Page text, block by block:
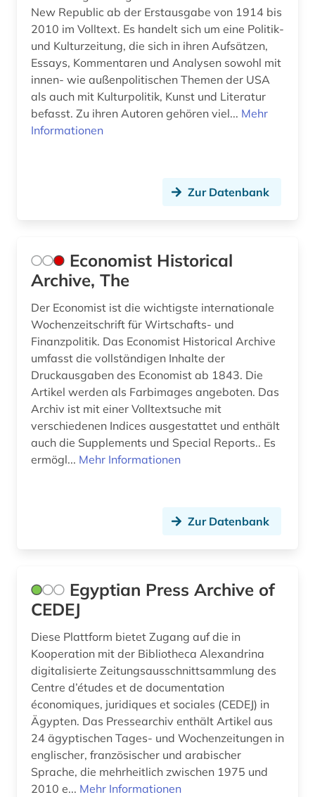
luhansk (1)
lusitanistik (1)
luxemburg (2)
madrid (3)
magazin (1)
malaiisch (1)
maritime wirtschaft (1)
marktdaten (2)
marxismus (1)
mecklenburg-vorpommern (1)
medienwissenschaft (4)
melchior, lauritz | musiker; sänger; tenor
mikrocomputer (1)
mittlerer osten (1)
moldawien (1)
moskau (4)
musik (2)
münchen (2)
nachrichtensendung (1)
New Republic ab der Erstausgabe von 1914 bis
2010 im Volltext. Es handelt sich um eine Politik-
und Kulturzeitung, die sich in ihren Aufsätzen,
Essays, Kommentaren und Analysen sowohl mit
innen- wie außenpolitischen Themen der USA
als auch mit Kulturpolitik, Kunst und Literatur
befasst. Zu ihren Autoren gehören viel... Mehr
Informationen
Zur Datenbank
Economist Historical
Archive, The
Der Economist ist die wichtigste internationale
Wochenzeitschrift für Wirtschafts- und
Finanzpolitik. Das Economist Historical Archive
umfasst die vollständigen Inhalte der
Druckausgaben des Economist ab 1843. Die
Artikel werden als Farbimages angeboten. Das
Archiv ist mit einer Volltextsuche mit
verschiedenen Indices ausgestattet und enthält
auch die Supplements und Special Reports.. Es
ermögl... Mehr Informationen
Zur Datenbank
Egyptian Press Archive of
CEDEJ
Diese Plattform bietet Zugang auf die in
Kooperation mit der Bibliotheca Alexandrina
digitalisierte Zeitungsausschnittsammlung des
Centre d’études et de documentation
économiques, juridiques et sociales (CEDEJ) in
Ägypten. Das Pressearchiv enthält Artikel aus
24 ägyptischen Tages- und Wochenzeitungen in
englischer, französischer und arabischer
Sprache, die mehrheitlich zwischen 1975 und
2010 e... Mehr Informationen